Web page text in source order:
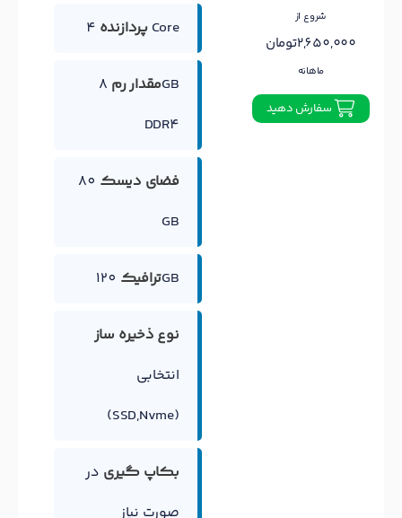
پردازنده4 Core
مقدار رم 8GB
DDR4
فضای دیسک 80
GB
ترافیک120GB
نوع ذخیره ساز
انتخابی
(SSD,Nvme)
بکاپ گیری در
صورت نیاز
شروع از
2,650,000تومان
ماهانه
سفارش دهید